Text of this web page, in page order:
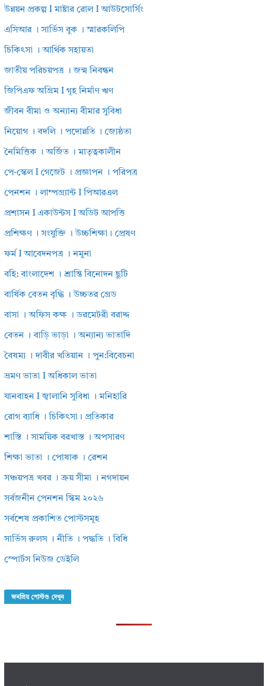
উন্নয়ন প্রকল্প I মাষ্টার রোল I আউটসোর্সিং
এসিআর । সার্ভিস বুক । স্মারকলিপি
চিকিৎসা । আর্থিক সহায়তা
জাতীয় পরিচয়পত্র । জন্ম নিবন্ধন
জিপিএফ অগ্রিম I গৃহ নির্মাণ ঋণ
জীবন বীমা ও অন্যান্য বীমার সুবিধা
নিয়োগ । বদলি । পদোন্নতি । জ্যেষ্ঠতা
নৈমিত্তিক । অর্জিত । মাতৃত্বকালীন
পে-স্কেল I গেজেট । প্রজ্ঞাপন । পরিপত্র
পেনশন । লাম্পগ্র্যান্ট I পিআরএল
প্রশাসন I একাউন্টস I অডিট আপত্তি
প্রশিক্ষণ । সংযুক্তি । উচ্চশিক্ষা। প্রেষণ
ফর্ম I আবেদনপত্র । নমুনা
বহি: বাংলাদেশ । শ্রান্তি বিনোদন ছুটি
বার্ষিক বেতন বৃদ্ধি । উচ্চতর গ্রেড
বাসা । অফিস কক্ষ । ডরমেটরী বরাদ্দ
বেতন । বাড়ি ভাড়া । অন্যান্য ভাতাদি
বৈষম্য । দাবীর খতিয়ান । পুন:বিবেচনা
ভ্রমণ ভাতা I অধিকাল ভাতা
যানবাহন I জ্বালানি সুবিধা । মনিহারি
রোগ ব্যাধি । চিকিৎসা। প্রতিকার
শাস্তি । সাময়িক বরখাস্ত । অপসারণ
শিক্ষা ভাতা । পোষাক । রেশন
সঞ্চয়পত্র খবর । ক্রয় সীমা । নগদায়ন
সর্বজনীন পেনশন স্কিম ২০২৬
সর্বশেষ প্রকাশিত পোস্টসমূহ
সার্ভিস রুলস । নীতি । পদ্ধতি । বিধি
স্পোর্টস নিউজ ডেইলি
জনপ্রিয় পোস্টগু দেখুন